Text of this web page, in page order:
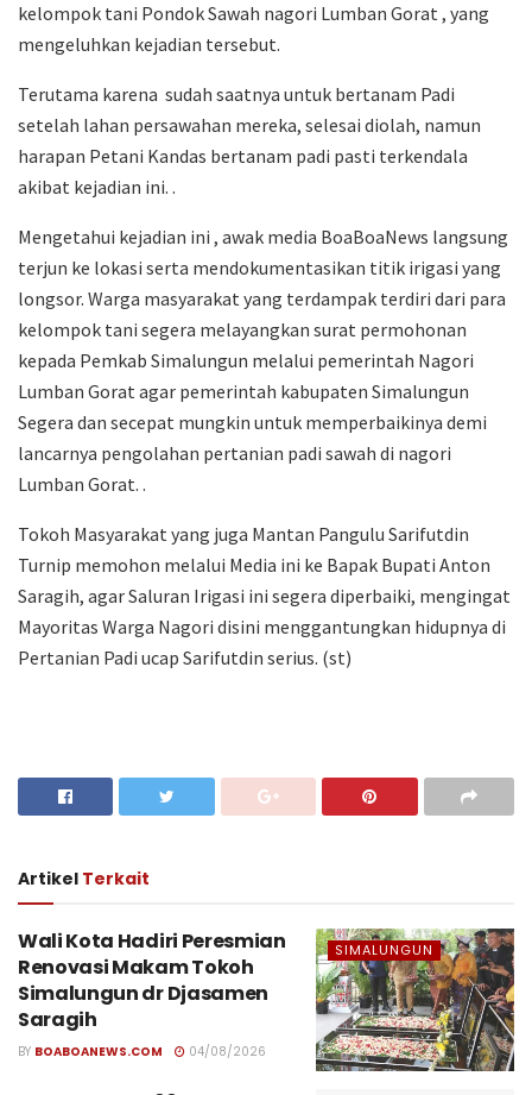
kelompok tani Pondok Sawah nagori Lumban Gorat , yang
mengeluhkan kejadian tersebut.
Terutama karena sudah saatnya untuk bertanam Padi
setelah lahan persawahan mereka, selesai diolah, namun
harapan Petani Kandas bertanam padi pasti terkendala
akibat kejadian ini. .
Mengetahui kejadian ini , awak media BoaBoaNews langsung
terjun ke lokasi serta mendokumentasikan titik irigasi yang
longsor. Warga masyarakat yang terdampak terdiri dari para
kelompok tani segera melayangkan surat permohonan
kepada Pemkab Simalungun melalui pemerintah Nagori
Lumban Gorat agar pemerintah kabupaten Simalungun
Segera dan secepat mungkin untuk memperbaikinya demi
lancarnya pengolahan pertanian padi sawah di nagori
Lumban Gorat. .
Tokoh Masyarakat yang juga Mantan Pangulu Sarifutdin
Turnip memohon melalui Media ini ke Bapak Bupati Anton
Saragih, agar Saluran Irigasi ini segera diperbaiki, mengingat
Mayoritas Warga Nagori disini menggantungkan hidupnya di
Pertanian Padi ucap Sarifutdin serius. (st)
Artikel Terkait
SIMALUNGUN
Wali Kota Hadiri Peresmian
Renovasi Makam Tokoh
Simalungun dr Djasamen
Saragih
BY BOABOANEWS.COM 04/08/2026